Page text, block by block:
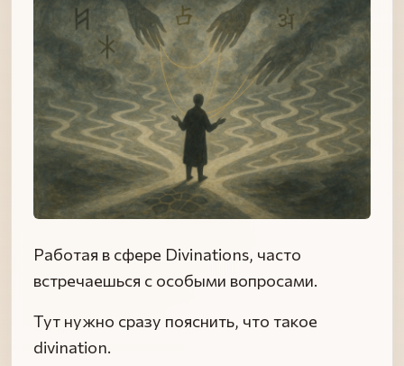
Работая в сфере Divinations, часто
встречаешься с особыми вопросами.
Тут нужно сразу пояснить, что такое
divination.